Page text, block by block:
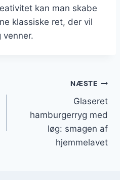
kan man skabe
klassiske ret, der vil
NÆSTE
Glaseret
hamburgerryg med
løg: smagen af
hjemmelavet